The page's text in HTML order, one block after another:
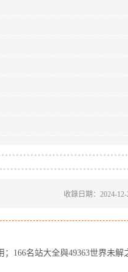
收錄日期：2024-12-
166名站大全與49363世界未解